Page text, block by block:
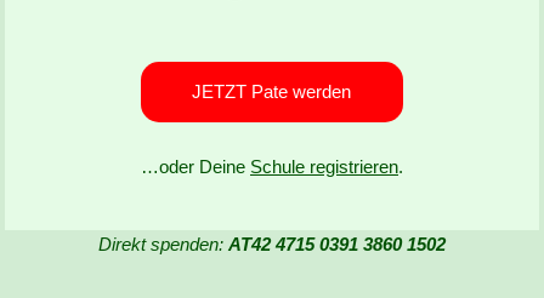
JETZT Pate werden
…oder Deine Schule registrieren.
Direkt spenden: AT42 4715 0391 3860 1502